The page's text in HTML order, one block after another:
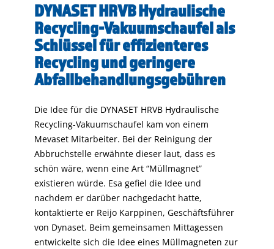
DYNASET HRVB Hydraulische
Recycling-Vakuumschaufel als
Schlüssel für effizienteres
Recycling und geringere
Abfallbehandlungsgebühren
Die Idee für die DYNASET HRVB Hydraulische
Recycling-Vakuumschaufel kam von einem
Mevaset Mitarbeiter. Bei der Reinigung der
Abbruchstelle erwähnte dieser laut, dass es
schön wäre, wenn eine Art “Müllmagnet”
existieren würde. Esa gefiel die Idee und
nachdem er darüber nachgedacht hatte,
kontaktierte er Reijo Karppinen, Geschäftsführer
von Dynaset. Beim gemeinsamen Mittagessen
entwickelte sich die Idee eines Müllmagneten zur